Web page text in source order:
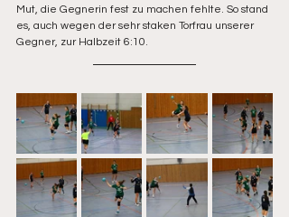
Mut, die Gegnerin fest zu machen fehlte. So stand
es, auch wegen der sehr staken Torfrau unserer
Gegner, zur Halbzeit 6:10.